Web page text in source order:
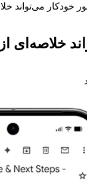
خودکار می‌تواند
خلاصه‌ای